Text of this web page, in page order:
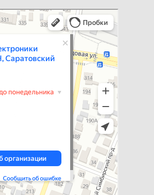
Саратовский филиал